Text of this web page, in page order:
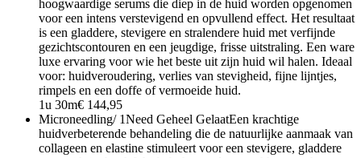
hoogwaardige serums die diep in de huid worden opgenomen
voor een intens verstevigend en opvullend effect. Het resultaat
is een gladdere, stevigere en stralendere huid met verfijnde
gezichtscontouren en een jeugdige, frisse uitstraling. Een ware
luxe ervaring voor wie het beste uit zijn huid wil halen. Ideaal
voor: huidveroudering, verlies van stevigheid, fijne lijntjes,
rimpels en een doffe of vermoeide huid.
1u 30m€ 144,95
Microneedling/ 1Need Geheel GelaatEen krachtige
huidverbeterende behandeling die de natuurlijke aanmaak van
collageen en elastine stimuleert voor een stevigere, gladdere